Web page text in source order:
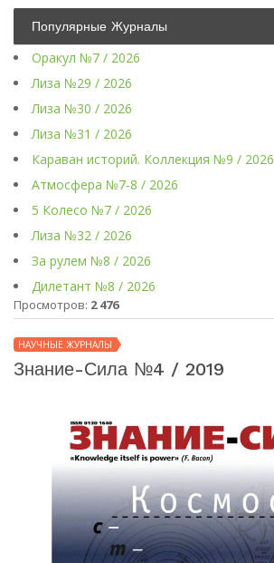
Популярные Журналы
Оракул №7 / 2026
Лиза №29 / 2026
Лиза №30 / 2026
Лиза №31 / 2026
Караван историй. Коллекция №9 / 2026
Атмосфера №7-8 / 2026
5 Колесо №7 / 2026
Лиза №32 / 2026
За рулем №8 / 2026
Дилетант №8 / 2026
Просмотров: 2 476
НАУЧНЫЕ ЖУРНАЛЫ
Знание-Сила №4 / 2019